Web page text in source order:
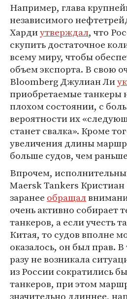
Например, глава
независимого
Хардиутверждал, что
скупить достаточное
всему миру, чтобы
объем экспорта. В свою
Bloomberg Джулиан Ли
приобретаемые танкеры
плохом состоянии, с
вероятности их
станет свалка». Кроме
увеличения длины
больше судов, чем
Впрочем,
Maersk Tankers
заранее обращал
очень активно собирает
танкеров, а если учесть
Китая, то судов вполне
оказалось, он был прав.
разу не возникала
из России сократились
танкеров, при этом
значительно длиннее,